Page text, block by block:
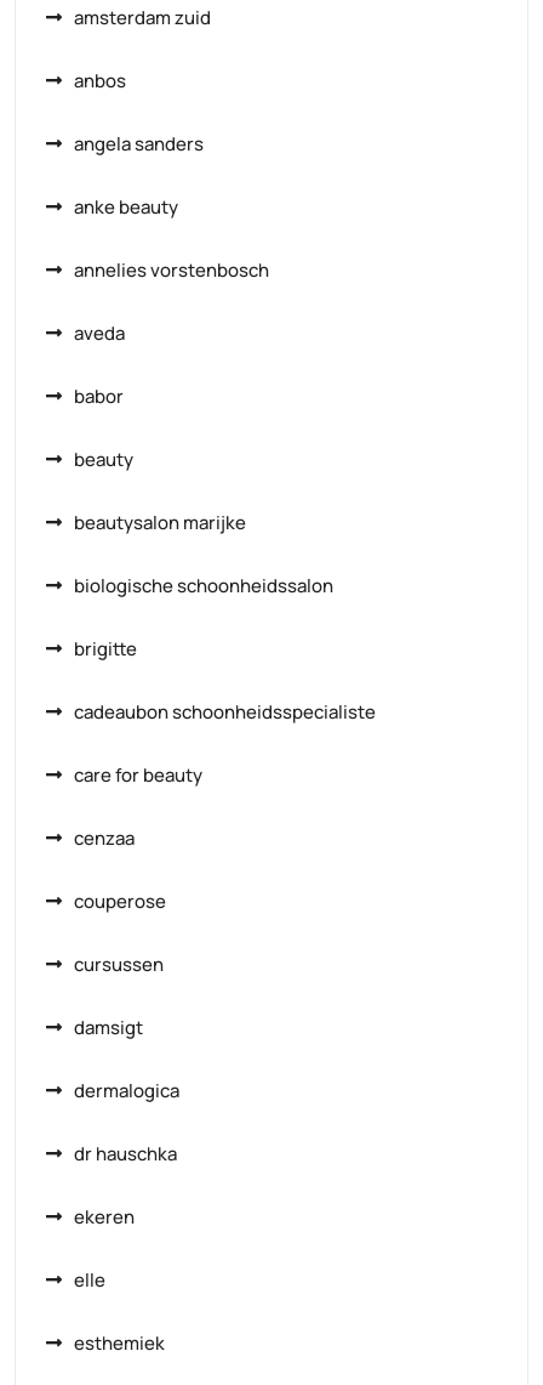
amsterdam zuid
anbos
angela sanders
anke beauty
annelies vorstenbosch
aveda
babor
beauty
beautysalon marijke
biologische schoonheidssalon
brigitte
cadeaubon schoonheidsspecialiste
care for beauty
cenzaa
couperose
cursussen
damsigt
dermalogica
dr hauschka
ekeren
elle
esthemiek